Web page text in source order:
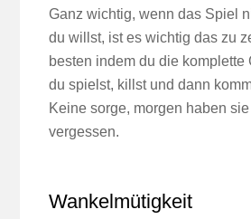
Ganz wichtig, wenn das Spiel
du willst, ist es wichtig das zu
besten indem du die komplette
du spielst, killst und dann
Keine sorge, morgen haben
vergessen.
Wankelmütigkeit